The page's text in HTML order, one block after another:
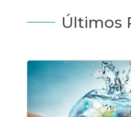
Últimos